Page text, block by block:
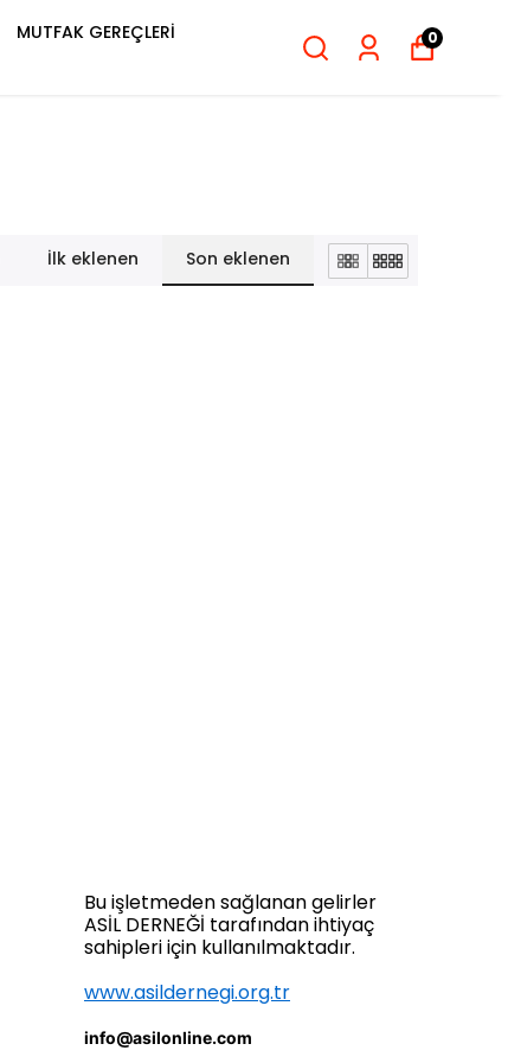
MUTFAK GEREÇLERİ
0
İlk eklenen Son eklenen
Bu işletmeden sağlanan gelirler
ASİL DERNEĞİ tarafından ihtiyaç
sahipleri için kullanılmaktadır.
www.asildernegi.org.tr
info@asilonline.com